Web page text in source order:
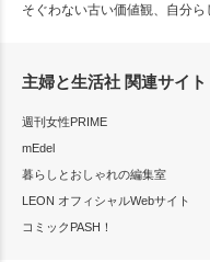
そぐわない古い価値観、自分ら
主婦と生活社 関連サイト
週刊女性PRIME
mEdel
暮らしとおしゃれの編集室
LEON オフィシャルWebサイト
コミックPASH！